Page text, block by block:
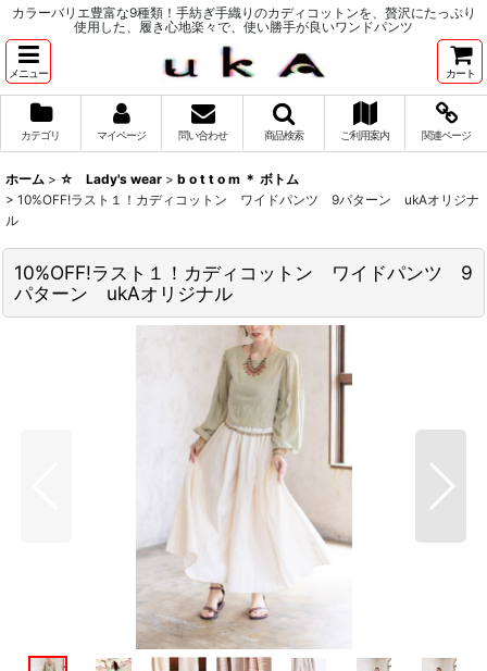
カラーバリエ豊富な9種類！手紡ぎ手織りのカディコットンを、贅沢にたっぷり
使用した、履き心地楽々で、使い勝手が良いワンドパンツ
メニュー カート
カテゴリ マイページ 問い合わせ 商品検索 ご利用案内 関連ページ
ホーム > ☆ Lady's wear > b o t t o m ＊ ボトム
> 10%OFF!ラスト１！カディコットン ワイドパンツ 9パターン ukAオリジナ
ル
10%OFF!ラスト１！カディコットン ワイドパンツ 9
パターン ukAオリジナル